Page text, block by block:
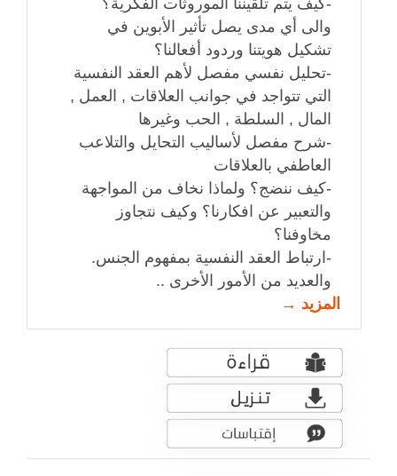
-كيف يتم تلقيننا الموروثات الفكرية؟
والى أي مدى يصل تأثير الأبوين في
تشكيل هويتنا وردود أفعالنا؟
-تحليل نفسي مفصل لأهم العقد النفسية
التي تتواجد في جوانب العلاقات , العمل ,
المال , السلطة , الحب وغيرها
-شرح مفصل لأساليب التحايل والتلاعب
العاطفي بالعلاقات
-كيف ننضج؟ ولماذا نخاف من المواجهة
والتعبير عن افكارنا؟ وكيف نتجاوز
مخاوفنا؟
-ارتباط العقد النفسية بمفهوم الجنس.
والعديد من الأمور الأخرى ..
المزيد →